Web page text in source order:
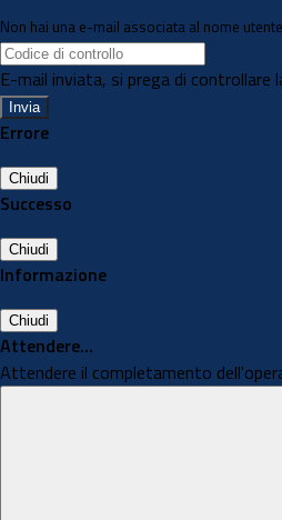
Non hai una e-mail associata al nome
E-mail inviata, si prega di controllare
Errore
Chiudi
Successo
Chiudi
Informazione
Chiudi
Attendere...
Attendere il completamento